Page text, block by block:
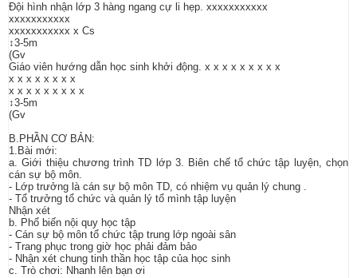
Đội hình nhận lớp 3 hàng ngang cự li hẹp. xxxxxxxxxxx
xxxxxxxxxxx
xxxxxxxxxxx x Cs
↕3-5m
(Gv
Giáo viên hướng dẫn học sinh khởi động. x x x x x x x x x
x x x x x x x x
x x x x x x x x x
↕3-5m
(Gv
B.PHẦN CƠ BẢN:
1.Bài mới:
a. Giới thiệu chương trình TD lớp 3. Biên chế tổ chức tập luyện, chọn
cán sự bộ môn.
- Lớp trưởng là cán sự bộ môn TD, có nhiệm vụ quản lý chung .
- Tổ trưởng tổ chức và quản lý tổ mình tập luyện
Nhận xét
b. Phổ biến nội quy học tập
- Cán sự bộ môn tổ chức tập trung lớp ngoài sân
- Trang phục trong giờ học phải đảm bảo
- Nhận xét chung tinh thần học tập của học sinh
c. Trò chơi: Nhanh lên bạn ơi